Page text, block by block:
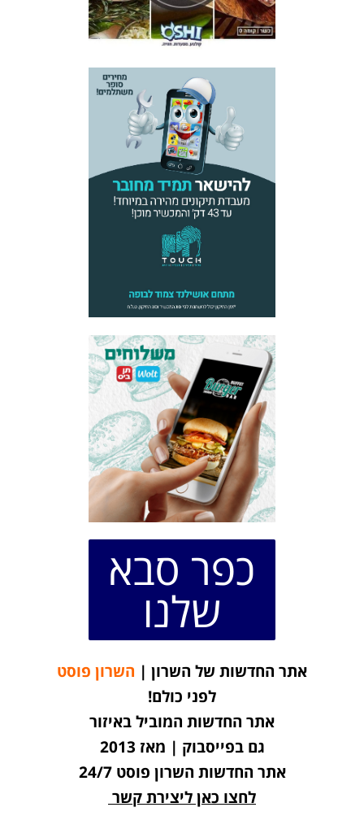
כפר סבא
שלנו
אתר החדשות של השרון | השרון פוסט
לפני כולם!
אתר החדשות המוביל באיזור
גם בפייסבוק | מאז 2013
אתר החדשות השרון פוסט 24/7
לחצו כאן ליצירת קשר